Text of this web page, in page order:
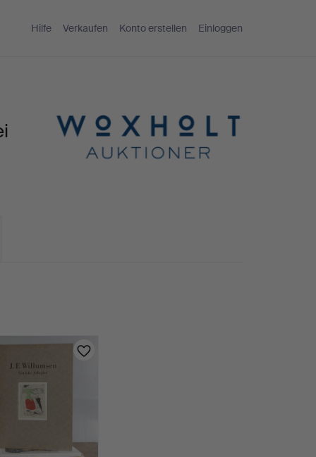
Hilfe Verkaufen Konto erstellen Einloggen